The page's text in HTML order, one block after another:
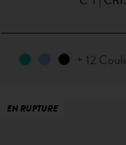
+ 12
EN RUPTURE